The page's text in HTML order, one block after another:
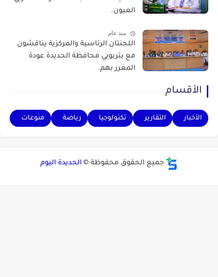
العيون.
منذ عام
اللجنتان الرئاسية والمركزية يناقشون
مع بتربويي محافظة الحديدة عودة
المغرر بهم.
الأقسام
الأخبار التقارير تكنولوجيا رياضة منوعات
جميع الحقوق محفوظة © الحديدة اليوم